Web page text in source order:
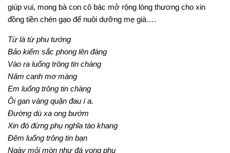
giúp vui, mong bà con cô bác mở rộng lòng thương cho xin
đồng tiền chén gạo để nuôi dưỡng mẹ già….
Từ là từ phu tướng
Bảo kiếm sắc phong lên đàng
Vào ra luống trông tin chàng
Năm canh mơ màng
Em luống trông tin chàng
Ôi gan vàng quặn đau í a.
Đường dù xa ong bướm
Xin đó đừng phụ nghĩa tào khang
Đêm luống trông tin bạn
Ngày mỏi mòn như đá vọng phu